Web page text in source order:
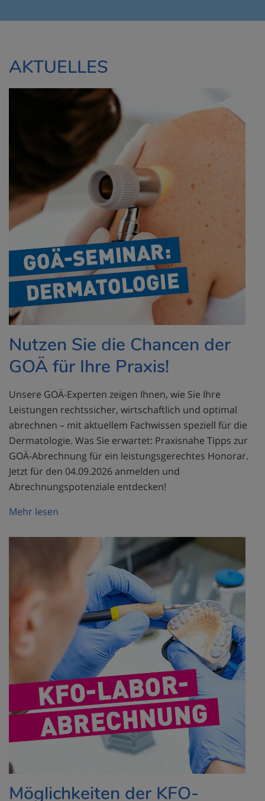
AKTUELLES
Nutzen Sie die Chancen der
GOÄ für Ihre Praxis!
Unsere GOÄ-Experten zeigen Ihnen, wie Sie Ihre
Leistungen rechtssicher, wirtschaftlich und optimal
abrechnen – mit aktuellem Fachwissen speziell für die
Dermatologie. Was Sie erwartet: Praxisnahe Tipps zur
GOÄ-Abrechnung für ein leistungsgerechtes Honorar.
Jetzt für den 04.09.2026 anmelden und
Abrechnungspotenziale entdecken!
Mehr lesen
Möglichkeiten der KFO-